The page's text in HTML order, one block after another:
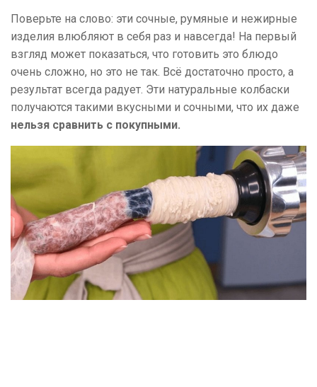
Поверьте на слово: эти сочные, румяные и нежирные
изделия влюбляют в себя раз и навсегда! На первый
взгляд может показаться, что готовить это блюдо
очень сложно, но это не так. Всё достаточно просто, а
результат всегда радует. Эти натуральные колбаски
получаются такими вкусными и сочными, что их даже
нельзя сравнить с покупными.